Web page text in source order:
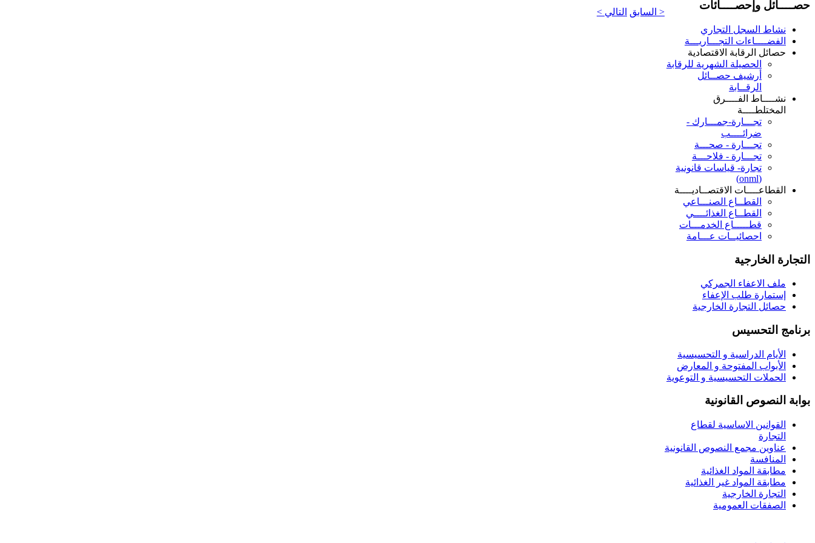
< السابق التالي >
حصــــائل وإحصــــائات
نشاط السجل التجاري
الفضــــاءات التجـــاريـــة
حصائل الرقابة الاقتصادية
الحصيلة الشهرية للرقابة
أرشيف حصــائل
الرقــابة
نشــــاط الفــــرق
المختلطــــة
تجـــارة-جمـــارك -
ضرائــــب
تجـــارة - صحـــة
تجـــارة - فلاحـــة
تجارة- قياسات قانونية
(onml)
القطاعــــات الاقتصــاديــــة
القطــاع الصنـــاعي
القطــاع الغذائــــي
قطـــــاع الخدمـــات
احصائيــات عـــامة
التجارة الخارجية
ملف الاعفاء الجمركي
إستمارة طلب الإعفاء
حصائل التجارة الخارجية
برنامج التحسيس
الأيام الدراسية و التحسيسية
الأبواب المفتوحة و المعارض
الحملات التحسيسية و التوعوية
بوابة النصوص القانونية
القوانين الاساسية لقطاع
التجارة
عناوين مجمع النصوص القانونية
المنافسة
مطابقة المواد الغذائية
مطابقة المواد غير الغذائية
التجارة الخارجية
الصفقات العمومية